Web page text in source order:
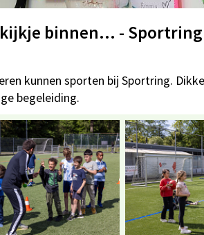
kijkje binnen... - Sportring
kunnen sporten bij Sportring.
begeleiding.